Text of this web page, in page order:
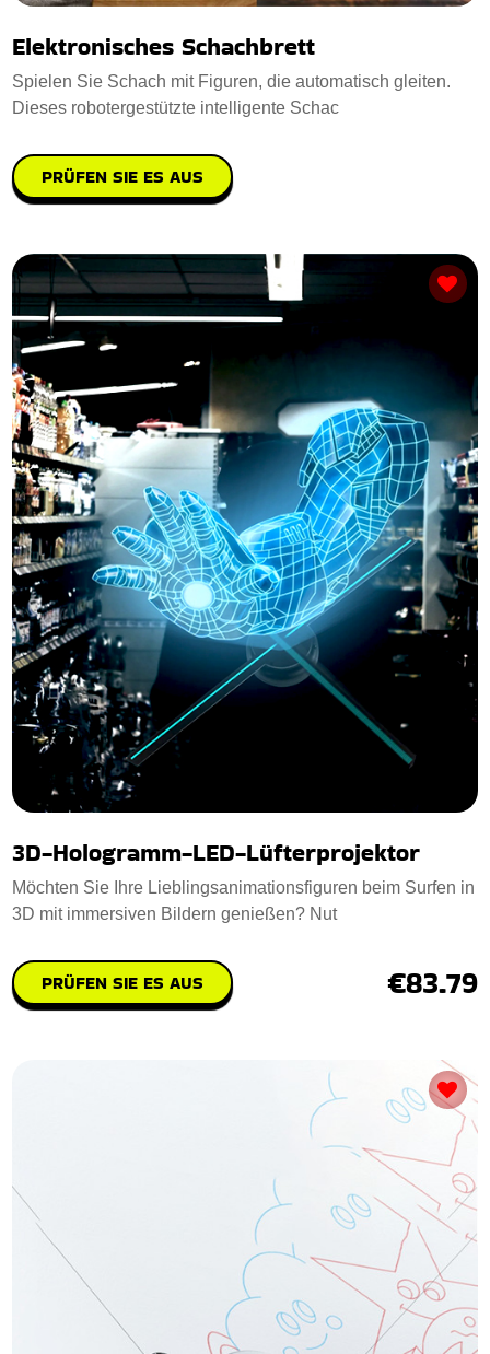
Elektronisches Schachbrett
Spielen Sie Schach mit Figuren, die automatisch gleiten.
Dieses robotergestützte intelligente Schac
PRÜFEN SIE ES AUS
3D-Hologramm-LED-Lüfterprojektor
Möchten Sie Ihre Lieblingsanimationsfiguren beim Surfen in
3D mit immersiven Bildern genießen? Nut
PRÜFEN SIE ES AUS €83.79